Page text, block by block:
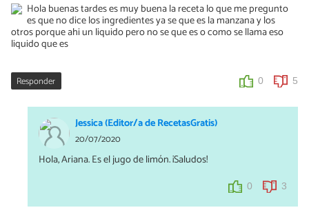
Hola buenas tardes es muy buena la receta lo que me pregunto
es que no dice los ingredientes ya se que es la manzana y los
otros porque ahi un liquido pero no se que es o como se llama eso
liquido que es
Responder 0 5
Jessica (Editor/a de RecetasGratis)
20/07/2020
Hola, Ariana. Es el jugo de limón. ¡Saludos!
0 3